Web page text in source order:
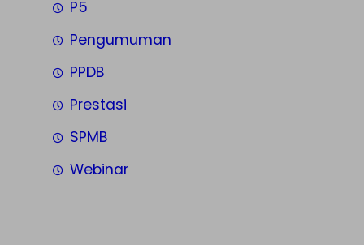
P5
Pengumuman
PPDB
Prestasi
SPMB
Webinar